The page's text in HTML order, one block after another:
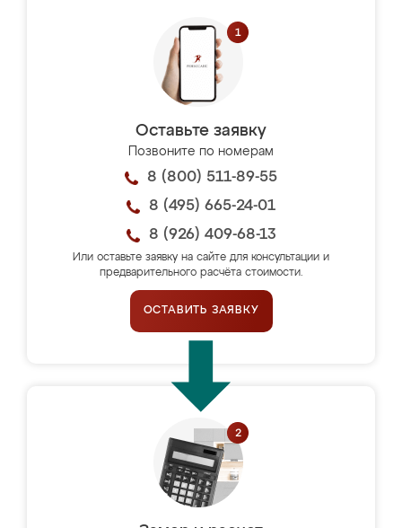
Оставьте заявку
Позвоните по номерам
8 (800) 511-89-55
8 (495) 665-24-01
8 (926) 409-68-13
Или оставьте заявку на сайте для консультации и
предварительного расчёта стоимости.
ОСТАВИТЬ ЗАЯВКУ